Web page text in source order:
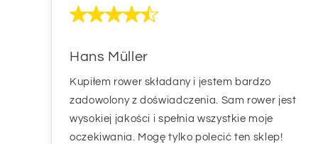
Hans Müller
Kupiłem rower składany i jestem bardzo
zadowolony z doświadczenia. Sam rower jest
wysokiej jakości i spełnia wszystkie moje
oczekiwania. Mogę tylko polecić ten sklep!